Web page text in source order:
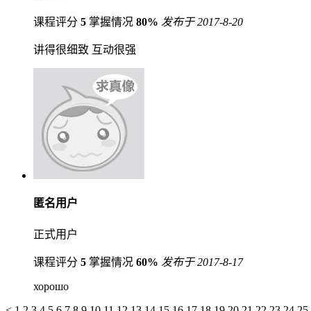
课程评分 5 掌握情况 80% 发布于 2017-8-20
讲得很细致 互动很强
匿名用户
正式用户
课程评分 5 掌握情况 60% 发布于 2017-8-17
хорошо